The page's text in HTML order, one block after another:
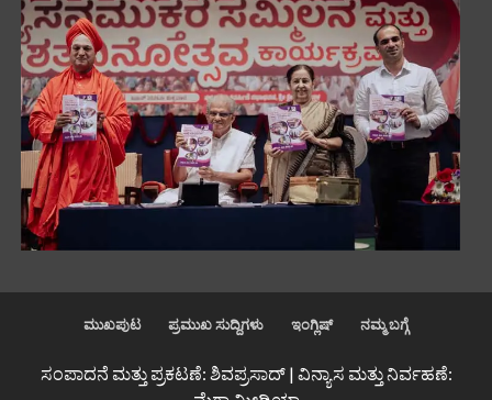
ಮುಖಪುಟ ಪ್ರಮುಖ ಸುದ್ದಿಗಳು ಇಂಗ್ಲಿಷ್ ನಮ್ಮ ಬಗ್ಗೆ
ಸಂಪಾದನೆ ಮತ್ತು ಪ್ರಕಟಣೆ: ಶಿವಪ್ರಸಾದ್ | ವಿನ್ಯಾಸ ಮತ್ತು ನಿರ್ವಹಣೆ: